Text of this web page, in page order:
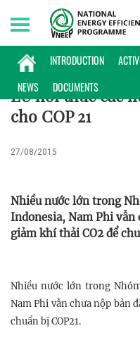
INTRODUCTION
NEWS
DOCUMENTS
Saturday, 08/08/2026 | 04:28
EU hối thúc các
cho COP 21
27/08/2015
Nhiều nước lớn trong
Indonesia, Nam Phi vẫn
giảm khí thải CO2 để
Nhiều nước lớn trong
Nam Phi vẫn chưa nộp bản
chuẩn bị COP21.